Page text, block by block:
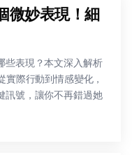
微妙表現！細
些表現？本文深入解析
際行動到情感變化，
訊號，讓你不再錯過她